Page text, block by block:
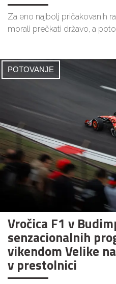
Za eno najbolj pričakovanih
morali prečkati državo, a
POTOVANJE
Vročica F1 v
senzacionalnih
vikendom Velike
v prestolnici